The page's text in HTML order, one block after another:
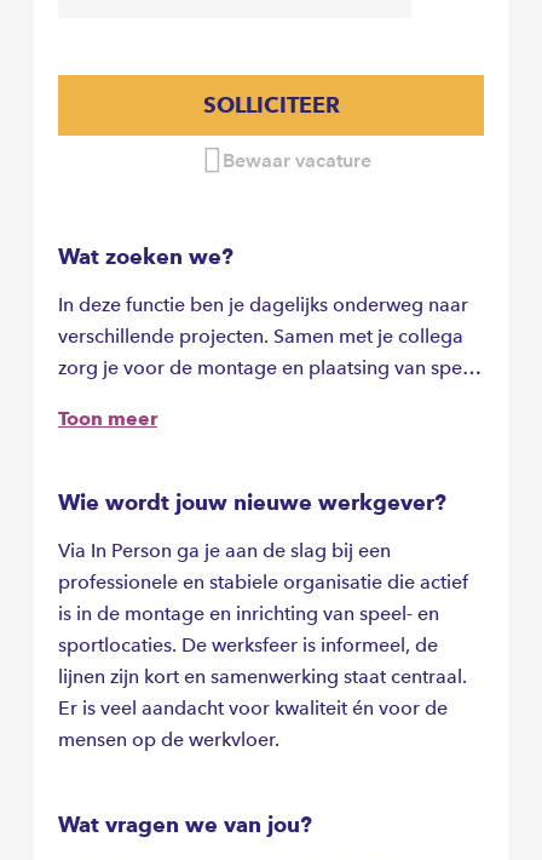
SOLLICITEER
Bewaar vacature
Wat zoeken we?
In deze functie ben je dagelijks onderweg naar
verschillende projecten. Samen met je collega
zorg je voor de montage en plaatsing van speel-
verschillende materialen en moderne
veilig en volgens afspraak wordt opgeleverd.
resultaat van je werk.
Toon meer
Wie wordt jouw nieuwe werkgever?
Via In Person ga je aan de slag bij een
professionele en stabiele organisatie die actief
is in de montage en inrichting van speel- en
sportlocaties. De werksfeer is informeel, de
lijnen zijn kort en samenwerking staat centraal.
Er is veel aandacht voor kwaliteit én voor de
mensen op de werkvloer.
Wat vragen we van jou?